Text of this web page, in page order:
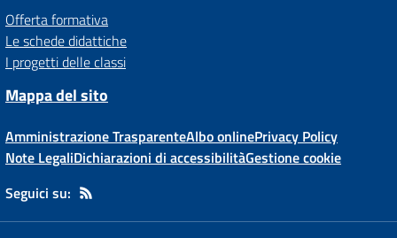
Offerta formativa
Le schede didattiche
I progetti delle classi
Mappa del sito
Amministrazione TrasparenteAlbo onlinePrivacy Policy
Note LegaliDichiarazioni di accessibilitàGestione cookie
Seguici su: